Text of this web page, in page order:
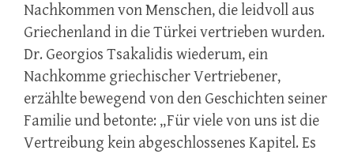
Nachkommen von Menschen, die leidvoll aus
Griechenland in die Türkei vertrieben wurden.
Dr. Georgios Tsakalidis wiederum, ein
Nachkomme griechischer Vertriebener,
erzählte bewegend von den Geschichten seiner
Familie und betonte: „Für viele von uns ist die
Vertreibung kein abgeschlossenes Kapitel. Es